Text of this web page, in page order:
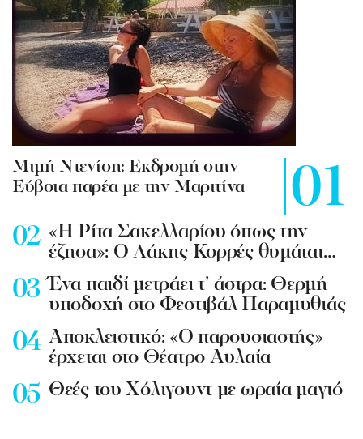
Mιμή Ντενίση: Εκδρομή στην
Εύβοια παρέα με την Μαριτίνα
«Η Ρίτα Σακελλαρίου όπως την
έζησα»: Ο Λάκης Κορρές θυμάται…
Ένα παιδί μετράει τ’ άστρα: Θερμή
υποδοχή στο Φεστιβάλ Παραμυθιάς
Aποκλειστικό: «Ο παρουσιαστής»
έρχεται στο Θέατρο Αυλαία
Θεές του Χόλιγουντ με ωραία μαγιό